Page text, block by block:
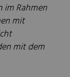
im Rahmen
mit
mit dem